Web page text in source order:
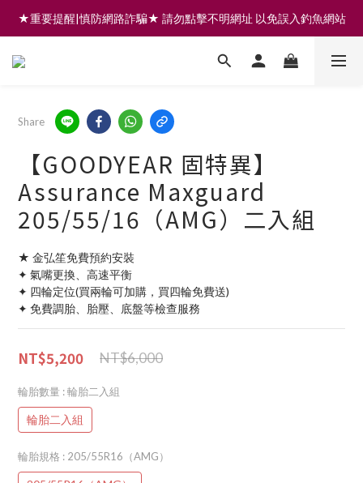
註冊會員享200元購物金 | 全館滿999免運 | 可門市取貨/安裝
★重要提醒|慎防網路詐騙★ 請勿點擊不明網址 以免誤入釣魚網站
註冊會員享200元購物金 | 全館滿999免運 | 可門市取貨/安裝
Share
【GOODYEAR 固特異】
Assurance Maxguard
205/55/16（AMG）二入組
★ 金弘笙免費預約安裝
✦ 氣嘴更換、高速平衡
✦ 四輪定位(買兩輪可加購，買四輪免費送)
✦ 免費調胎、胎壓、底盤等檢查服務
NT$6,000
NT$5,200
輪胎數量 : 輪胎二入組
輪胎二入組
輪胎規格 : 205/55R16（AMG）